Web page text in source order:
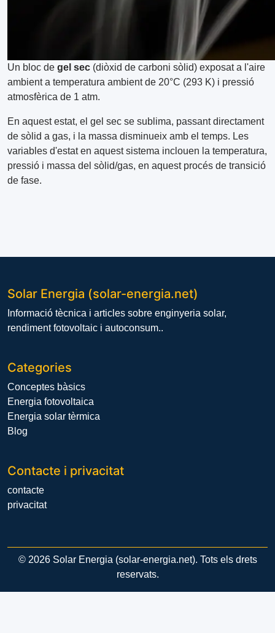
Un bloc de gel sec (diòxid de carboni sòlid) exposat a l'aire
ambient a temperatura ambient de 20°C (293 K) i pressió
atmosfèrica de 1 atm.
En aquest estat, el gel sec se sublima, passant directament
de sòlid a gas, i la massa disminueix amb el temps. Les
variables d'estat en aquest sistema inclouen la temperatura,
pressió i massa del sòlid/gas, en aquest procés de transició
de fase.
Solar Energia (solar-energia.net)
Informació tècnica i articles sobre enginyeria solar,
rendiment fotovoltaic i autoconsum..
Categories
Conceptes bàsics
Energia fotovoltaica
Energia solar tèrmica
Blog
Contacte i privacitat
contacte
privacitat
© 2026 Solar Energia (solar-energia.net). Tots els drets
reservats.